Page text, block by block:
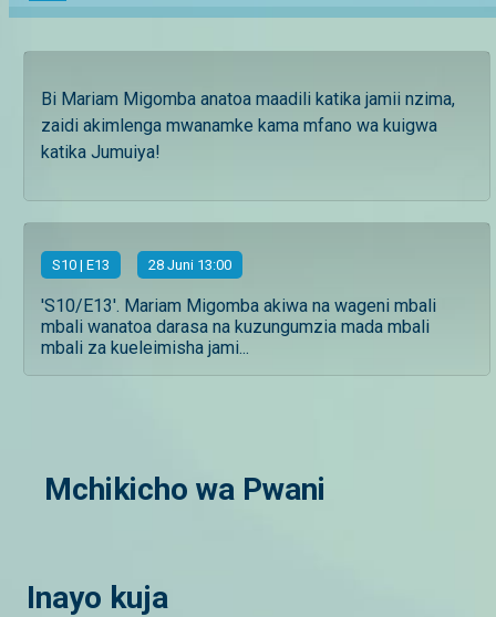
Bi Mariam Migomba anatoa maadili katika jamii nzima,
zaidi akimlenga mwanamke kama mfano wa kuigwa
katika Jumuiya!
S10 | E13 28 Juni 13:00
'S10/E13'. Mariam Migomba akiwa na wageni mbali
mbali wanatoa darasa na kuzungumzia mada mbali
mbali za kueleimisha jami...
Mchikicho wa Pwani
Inayo kuja